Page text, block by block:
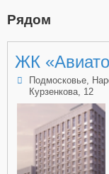
Рядом
ЖК
Подмосковье,
Курзенкова, 12